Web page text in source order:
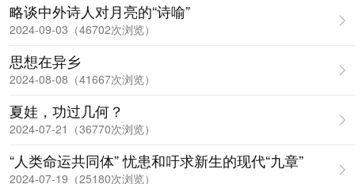
略谈中外诗人对月亮的“诗喻”
2024-09-03（46702次浏览）
思想在异乡
2024-08-08（41667次浏览）
夏娃，功过几何？
2024-07-21（36770次浏览）
“人类命运共同体” 忧患和吁求新生的现代“九章”
2024-07-19（25180次浏览）